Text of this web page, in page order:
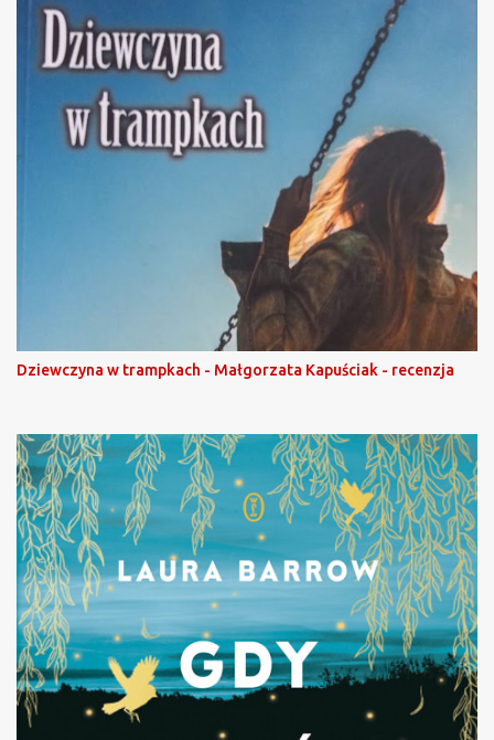
Dziewczyna w trampkach - Małgorzata Kapuściak - recenzja